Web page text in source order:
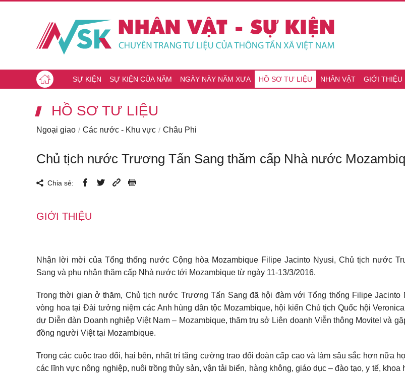
SỰ KIỆN SỰ KIỆN CỦA NĂM NGÀY NÀY NĂM XƯA HỒ SƠ TƯ LIỆU NHÂN VẬT GIỚI THIỆU
HỒ SƠ TƯ LIỆU
Ngoại giao Các nước - Khu vực Châu Phi
Chủ tịch nước Trương Tấn Sang thăm cấp Nhà nước
Chia sẻ:
GIỚI THIỆU
Nhận lời mời của Tổng thống nước Cộng hòa Mozambique Filipe Jacinto Nyusi, Chủ tịch nước
Sang và phu nhân thăm cấp Nhà nước tới Mozambique từ ngày 11-13/3/2016.
Trong thời gian ở thăm, Chủ tịch nước Trương Tấn Sang đã hội đàm với Tổng thống Filipe Jacinto
vòng hoa tại Đài tưởng niệm các Anh hùng dân tộc Mozambique, hội kiến Chủ tịch Quốc hội
dự Diễn đàn Doanh nghiệp Việt Nam – Mozambique, thăm trụ sở Liên doanh Viễn thông Movitel và
đồng người Việt tại Mozambique.
Trong các cuộc trao đổi, hai bên, nhất trí tăng cường trao đổi đoàn cấp cao và làm sâu sắc hơn nữa
các lĩnh vực nông nghiệp, nuôi trồng thủy sản, vận tải biển, hàng không, giáo dục – đào tạo, y tế, khoa